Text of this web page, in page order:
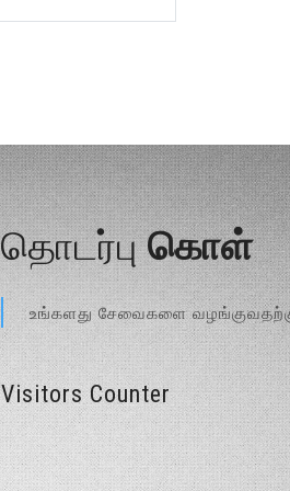
தொடர்புகொள்
உங்களது சேவைகளை
Visitors Counter